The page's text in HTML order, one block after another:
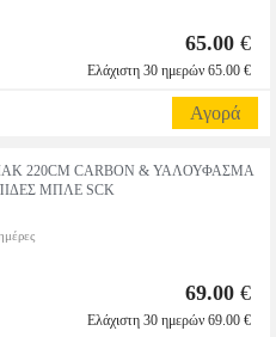
65.00 €
Ελάχιστη 30 ημερών 65.00 €
Αγορά
220CM CARBON & ΥΑΛΟΥΦΑΣΜΑ
ΜΠΛΕ SCK
69.00 €
Ελάχιστη 30 ημερών 69.00 €